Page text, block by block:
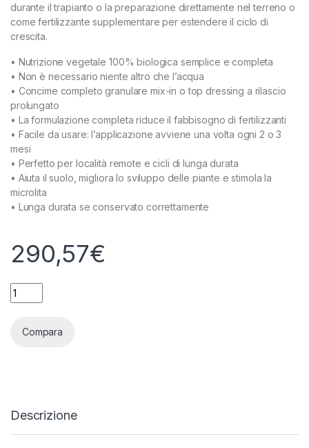
durante il trapianto o la preparazione direttamente nel terreno o
come fertilizzante supplementare per estendere il ciclo di
crescita.
• Nutrizione vegetale 100% biologica semplice e completa
• Non è necessario niente altro che l’acqua
• Concime completo granulare mix-in o top dressing a rilascio
prolungato
• La formulazione completa riduce il fabbisogno di fertilizzanti
• Facile da usare: l’applicazione avviene una volta ogni 2 o 3
mesi
• Perfetto per località remote e cicli di lunga durata
• Aiuta il suolo, migliora lo sviluppo delle piante e stimola la
microlita
• Lunga durata se conservato correttamente
290,57€
APTUS - ALL-IN-ONE PELLETS - 10KG quantity
Compara
Descrizione